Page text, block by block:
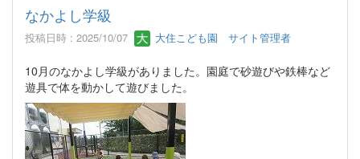
なかよし学級
投稿日時 : 2025/10/07 大住こども園 サイト管理者
10月のなかよし学級がありました。園庭で砂遊びや鉄棒など
遊具で体を動かして遊びました。